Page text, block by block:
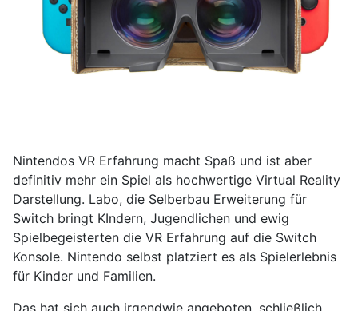
Nintendos VR Erfahrung macht Spaß und ist aber
definitiv mehr ein Spiel als hochwertige Virtual Reality
Darstellung. Labo, die Selberbau Erweiterung für
Switch bringt KIndern, Jugendlichen und ewig
Spielbegeisterten die VR Erfahrung auf die Switch
Konsole. Nintendo selbst platziert es als Spielerlebnis
für Kinder und Familien.